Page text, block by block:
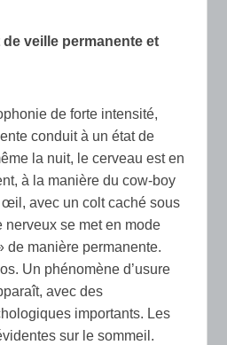
veille permanente et
de forte intensité,
conduit à un état de
la nuit, le cerveau est en
à la manière du cow-boy
œil, avec un colt caché sous
nerveux se met en mode
de manière permanente.
Un phénomène d’usure
avec des
importants. Les
sur le sommeil.